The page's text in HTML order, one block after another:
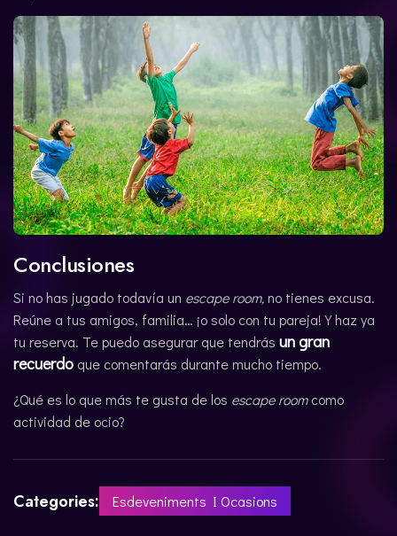
Conclusiones
Si no has jugado todavía un escape room,no tienes excusa.
Reúne a tus amigos, familia… ¡o solo con tu pareja! Y haz ya
tu reserva. Te puedo asegurar que tendrás un gran
recuerdo que comentarás durante mucho tiempo.
¿Qué es lo que más te gusta de los escape roomcomo
actividad de ocio?
Categories: Esdeveniments I Ocasions